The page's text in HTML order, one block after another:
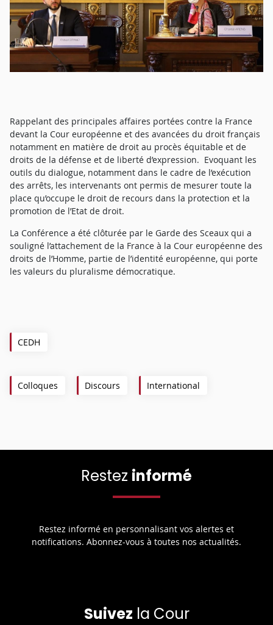
Rappelant des principales affaires portées contre la France
devant la Cour européenne et des avancées du droit français
notamment en matière de droit au procès équitable et de
droits de la défense et de liberté d’expression. Evoquant les
outils du dialogue, notamment dans le cadre de l’exécution
des arrêts, les intervenants ont permis de mesurer toute la
place qu’occupe le droit de recours dans la protection et la
promotion de l’Etat de droit.
La Conférence a été clôturée par le Garde des Sceaux qui a
souligné l’attachement de la France à la Cour européenne des
droits de l’Homme, partie de l’identité européenne, qui porte
les valeurs du pluralisme démocratique.
CEDH
Colloques Discours International
Restez informé
Restez informé en personnalisant vos alertes et
notifications. Abonnez-vous à toutes nos actualités.
Suivez la Cour